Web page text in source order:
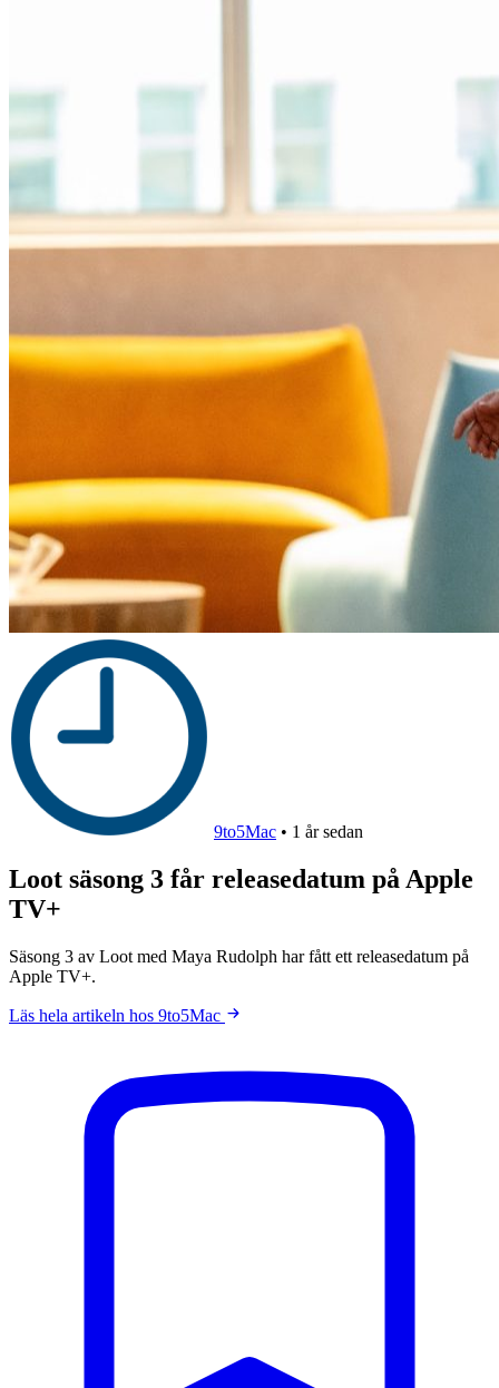
9to5Mac • 1 år sedan
Loot säsong 3 får releasedatum på Apple
TV+
Säsong 3 av Loot med Maya Rudolph har fått ett releasedatum på
Apple TV+.
Läs hela artikeln hos 9to5Mac